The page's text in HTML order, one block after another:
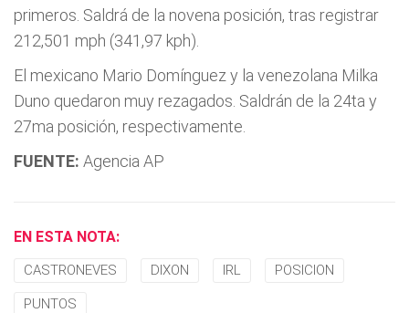
primeros. Saldrá de la novena posición, tras registrar
212,501 mph (341,97 kph).
El mexicano Mario Domí­nguez y la venezolana Milka
Duno quedaron muy rezagados. Saldrán de la 24ta y
27ma posición, respectivamente.
FUENTE: Agencia AP
EN ESTA NOTA:
CASTRONEVES DIXON IRL POSICION
PUNTOS